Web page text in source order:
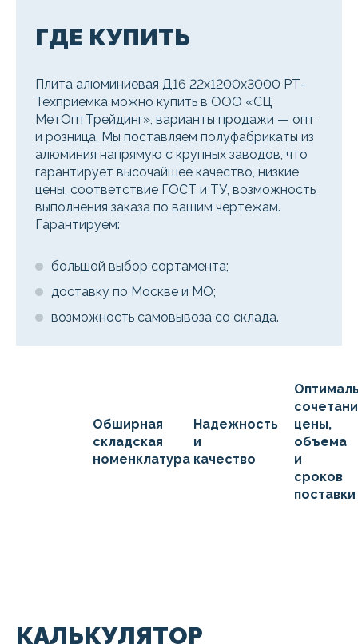
ГДЕ КУПИТЬ
Плита алюминиевая Д16 22х1200х3000 РТ-
Техприемка можно купить в ООО «СЦ
МетОптТрейдинг», варианты продажи — опт
и розница. Мы поставляем полуфабрикаты из
алюминия напрямую с крупных заводов, что
гарантирует высочайшее качество, низкие
цены, соответствие ГОСТ и ТУ, возможность
выполнения заказа по вашим чертежам.
Гарантируем:
большой выбор сортамента;
доставку по Москве и МО;
возможность самовывоза со склада.
Обширная
складская
номенклатура
Надежность
и
качество
цены,
объема
и
сроков
поставки
КАЛЬКУЛЯТОР